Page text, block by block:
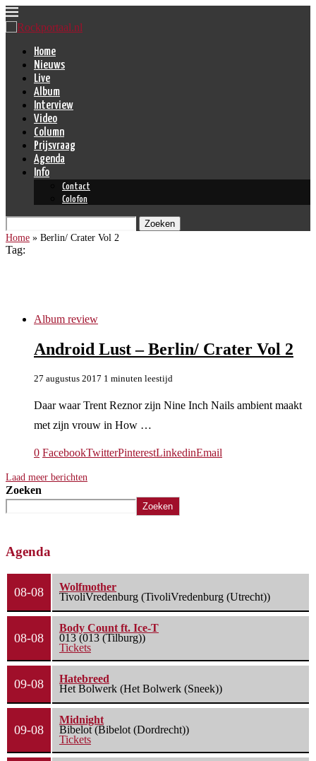
Home
Nieuws
Live
Album
Interview
Video
Column
Prijsvraag
Agenda
Info
Contact
Colofon
Zoeken
Home » Berlin/ Crater Vol 2
Tag:
Album review
Android Lust – Berlin/ Crater Vol 2
27 augustus 2017 1 minuten leestijd
Daar waar Trent Reznor zijn Nine Inch Nails ambient maakt
met zijn vrouw in How …
0 FacebookTwitterPinterestLinkedinEmail
Laad meer berichten
Zoeken
Zoeken
Agenda
08-08
Wolfmother
TivoliVredenburg (TivoliVredenburg (Utrecht))
08-08
Body Count ft. Ice-T
013 (013 (Tilburg))
Tickets
09-08
Hatebreed
Het Bolwerk (Het Bolwerk (Sneek))
09-08
Midnight
Bibelot (Bibelot (Dordrecht))
Tickets